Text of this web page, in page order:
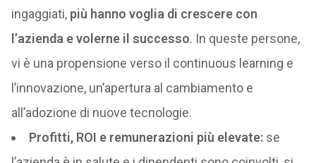
ingaggiati, più hanno voglia di crescere con
l’azienda e volerne il successo. In queste persone,
vi è una propensione verso il continuous learning e
l’innovazione, un’apertura al cambiamento e
all’adozione di nuove tecnologie.
Profitti, ROI e remunerazioni più elevate: se